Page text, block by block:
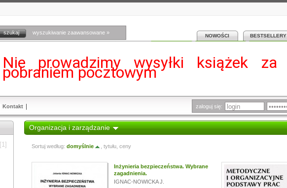
wyszukiwanie zaawansowane »
NOWOŚCI BESTSELLERY
Nie prowadzimy wysyłki książek za
pobraniem pocztowym
Kontakt zaloguj się:
[1]
Organizacja i zarządzanie
Sortuj według: domyślnie tytułu, ceny
Inżynieria bezpieczeństwa. Wybrane
zagadnienia.
IGNAC-NOWICKA J.